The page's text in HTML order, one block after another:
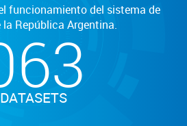
funcionamiento del sistema de
República Argentina.
DATASETS